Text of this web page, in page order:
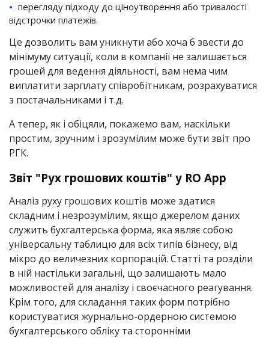
перегляду підходу до ціноутворення або тривалості
відстрочки платежів.
Це дозволить вам уникнути або хоча б звести до
мінімуму ситуації, коли в компанії не залишається
грошей для ведення діяльності, вам нема чим
виплатити зарплату співробітникам, розрахуватися
з постачальниками і т.д.
А тепер, як і обіцяли, покажемо вам, наскільки
простим, зручним і зрозумілим може бути звіт про
РГК.
Звіт "Рух грошових коштів" у RO App
Аналіз руху грошових коштів може здатися
складним і незрозумілим, якщо джерелом даних
служить бухгалтерська форма, яка являє собою
універсальну таблицю для всіх типів бізнесу, від
мікро до величезних корпорацій. Статті та розділи
в ній настільки загальні, що залишають мало
можливостей для аналізу і своєчасного реагування.
Крім того, для складання таких форм потрібно
користуватися журнально-ордерною системою
бухгалтерського обліку та сторонніми